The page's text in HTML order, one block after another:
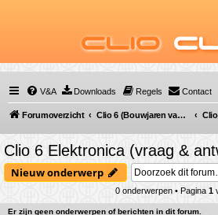
Clio
V&A Downloads Regels Contact
Forumoverzicht Clio 6 (Bouwjaren van 2025 tot ...)
Clio 6 Elektronica (vraag &
Nieuw onderwerp
0 onderwerpen • Pagina 1
Er zijn geen onderwerpen of berichten in dit forum.